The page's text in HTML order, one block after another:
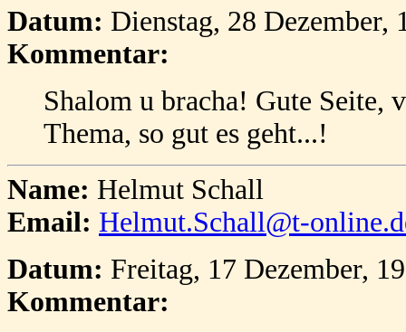
Datum: Dienstag, 28 Dezember,
Kommentar:
Shalom u bracha! Gute Seite,
Thema, so gut es geht...!
Name: Helmut Schall
Email: Helmut.Schall@t-
Datum: Freitag, 17 Dezember,
Kommentar: